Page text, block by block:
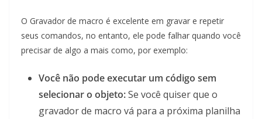
O Gravador de macro é excelente em gravar e repetir
seus comandos, no entanto, ele pode falhar quando você
precisar de algo a mais como, por exemplo:
Você não pode executar um código sem
selecionar o objeto:Se você quiser que o
gravador de macro vá para a próxima planilha